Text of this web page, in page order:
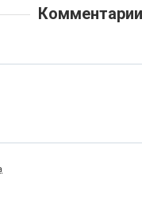
Комментарии